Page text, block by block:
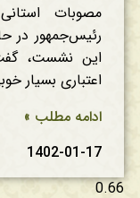
مصوبات
رئیس‌جمهور در
این نشست،
اعتباری بسیار
ادامه مطلب »
1402-01-17